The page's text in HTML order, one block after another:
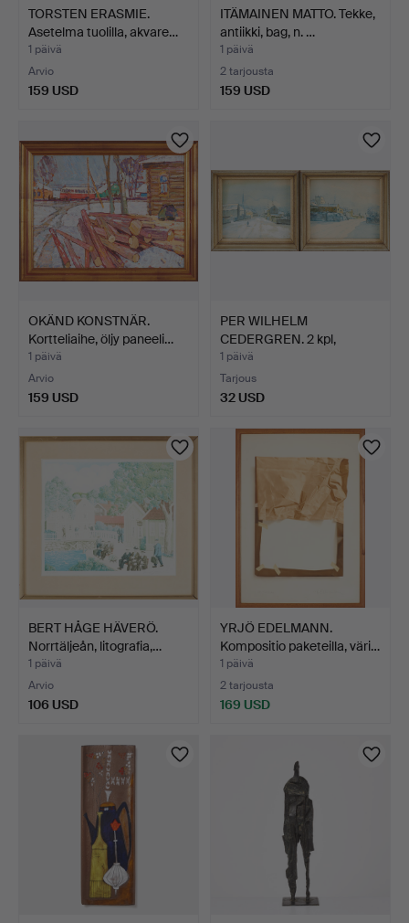
TORSTEN ERASMIE.
Asetelma tuolilla, akvare…
1 päivä
Arvio
159 USD
ITÄMAINEN MATTO. Tekke,
antiikki, bag, n. …
1 päivä
2 tarjousta
159 USD
OKÄND KONSTNÄR.
Kortteliaihe, öljy paneeli…
1 päivä
Arvio
159 USD
PER WILHELM
CEDERGREN. 2 kpl,
Tukholma-aih…
1 päivä
Tarjous
32 USD
BERT HÅGE HÄVERÖ.
Norrtäljeån, litografia,…
1 päivä
Arvio
106 USD
YRJÖ EDELMANN.
Kompositio paketeilla, väri…
1 päivä
2 tarjousta
169 USD